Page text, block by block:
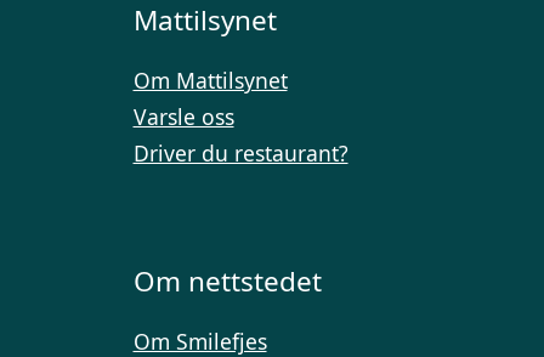
Mattilsynet
Om Mattilsynet
Varsle oss
Driver du restaurant?
Om nettstedet
Om Smilefjes